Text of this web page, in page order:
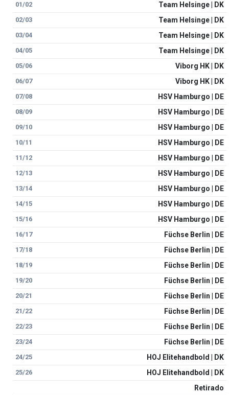
01/02 Team Helsinge | DK
02/03 Team Helsinge | DK
03/04 Team Helsinge | DK
04/05 Team Helsinge | DK
05/06 Viborg HK | DK
06/07 Viborg HK | DK
07/08 HSV Hamburgo | DE
08/09 HSV Hamburgo | DE
09/10 HSV Hamburgo | DE
10/11 HSV Hamburgo | DE
11/12 HSV Hamburgo | DE
12/13 HSV Hamburgo | DE
13/14 HSV Hamburgo | DE
14/15 HSV Hamburgo | DE
15/16 HSV Hamburgo | DE
16/17 Füchse Berlin | DE
17/18 Füchse Berlin | DE
18/19 Füchse Berlin | DE
19/20 Füchse Berlin | DE
20/21 Füchse Berlin | DE
21/22 Füchse Berlin | DE
22/23 Füchse Berlin | DE
23/24 Füchse Berlin | DE
24/25 HOJ Elitehandbold | DK
25/26
HOJ Elitehandbold | DK
Retirado